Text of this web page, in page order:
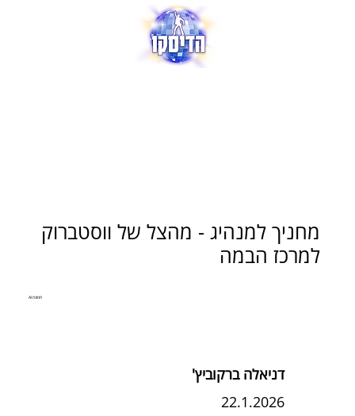
דניאלה ברקוביץ'
22.1.2026
תמונת AI
מחניך למנהיג - מהצל של ווסטברוק
למרכז הבמה